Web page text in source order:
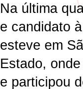
Na última
e candidato
esteve em
Estado,
e participou